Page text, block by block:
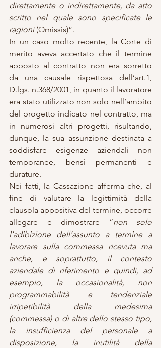
direttamente o indirettamente, da atto
scritto nel quale sono specificate le
ragioni (Omissis)”.
In un caso molto recente, la Corte di
merito aveva accertato che il termine
apposto al contratto non era sorretto
da una causale rispettosa dell’art.1,
D.lgs. n.368/2001, in quanto il lavoratore
era stato utilizzato non solo nell’ambito
del progetto indicato nel contratto, ma
in numerosi altri progetti, risultando,
dunque, la sua assunzione destinata a
soddisfare esigenze aziendali non
temporanee, bensì permanenti e
durature.
Nei fatti, la Cassazione afferma che, al
fine di valutare la legittimità della
clausola appositiva del termine, occorre
allegare e dimostrare “non solo
l’adibizione dell’assunto a termine a
lavorare sulla commessa ricevuta ma
anche, e soprattutto, il contesto
aziendale di riferimento e quindi, ad
esempio, la occasionalità, non
programmabilità e tendenziale
irripetibilità della medesima
(commessa) o di altre dello stesso tipo,
la insufficienza del personale a
disposizione, la inutilità della